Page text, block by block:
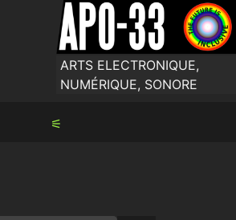
ARTS ELECTRONIQUE,
NUMÉRIQUE, SONORE
⚟